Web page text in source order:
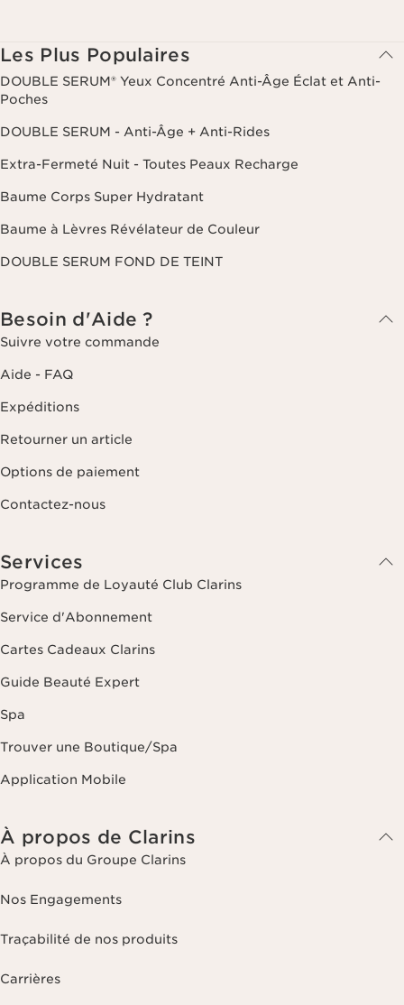
Les Plus Populaires
DOUBLE SERUM® Yeux Concentré Anti-Âge Éclat et Anti-
Poches
DOUBLE SERUM - Anti-Âge + Anti-Rides
Extra-Fermeté Nuit - Toutes Peaux Recharge
Baume Corps Super Hydratant
Baume à Lèvres Révélateur de Couleur
DOUBLE SERUM FOND DE TEINT
Besoin d'Aide ?
Suivre votre commande
Aide - FAQ
Expéditions
Retourner un article
Options de paiement
Contactez-nous
Services
Programme de Loyauté Club Clarins
Service d'Abonnement
Cartes Cadeaux Clarins
Guide Beauté Expert
Spa
Trouver une Boutique/Spa
Application Mobile
À propos de Clarins
À propos du Groupe Clarins
Nos Engagements
Traçabilité de nos produits
Carrières